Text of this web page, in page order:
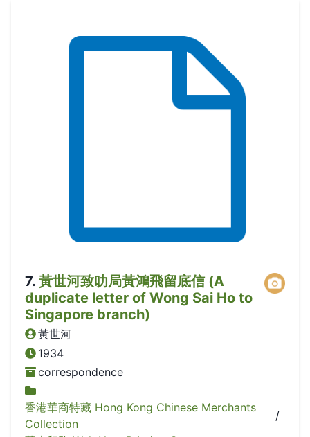
7. 黃世河致叻局黃鴻飛留底信 (A
duplicate letter of Wong Sai Ho to
Singapore branch)
黃世河
1934
correspondence
香港華商特藏 Hong Kong Chinese Merchants
Collection
/